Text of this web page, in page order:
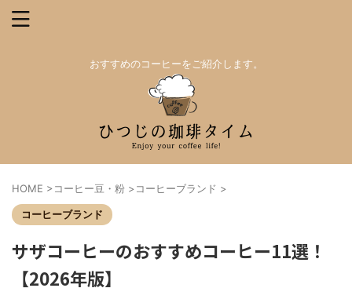
おすすめのコーヒーをご紹介します。
HOME >コーヒー豆・粉 >コーヒーブランド >
コーヒーブランド
サザコーヒーのおすすめコーヒー11選！
【2026年版】